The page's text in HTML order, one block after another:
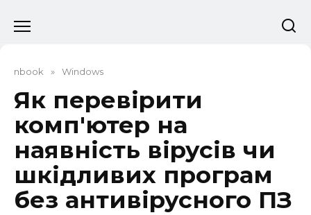
до
nbook » Windows
Як перевірити
комп'ютер на
наявність вірусів чи
шкідливих програм
без антивірусного ПЗ